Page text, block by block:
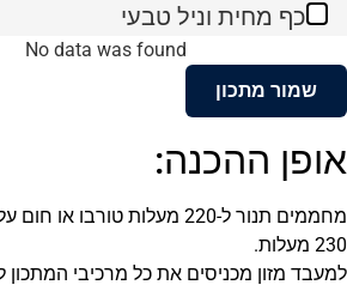
כף מחית וניל טבעי
No data was found
שמור מתכון
אופן ההכנה:
מחממים תנור ל-220 מעלות טורבו
230 מעלות.
למעבד מזון מכניסים את כל מרכיבי